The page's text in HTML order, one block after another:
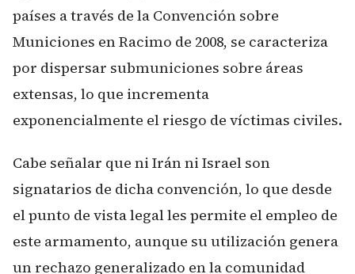
países a través de la Convención sobre
Municiones en Racimo de 2008, se caracteriza
por dispersar submuniciones sobre áreas
extensas, lo que incrementa
exponencialmente el riesgo de víctimas civiles.
Cabe señalar que ni Irán ni Israel son
signatarios de dicha convención, lo que desde
el punto de vista legal les permite el empleo de
este armamento, aunque su utilización genera
un rechazo generalizado en la comunidad